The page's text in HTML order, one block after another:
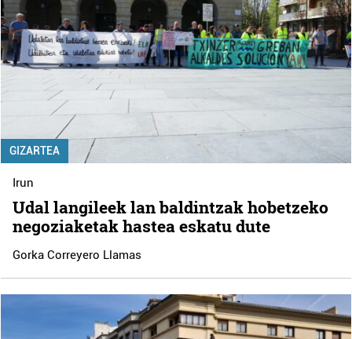
GIZARTEA
Irun
Udal langileek lan baldintzak hobetzeko
negoziaketak hastea eskatu dute
Gorka Correyero Llamas